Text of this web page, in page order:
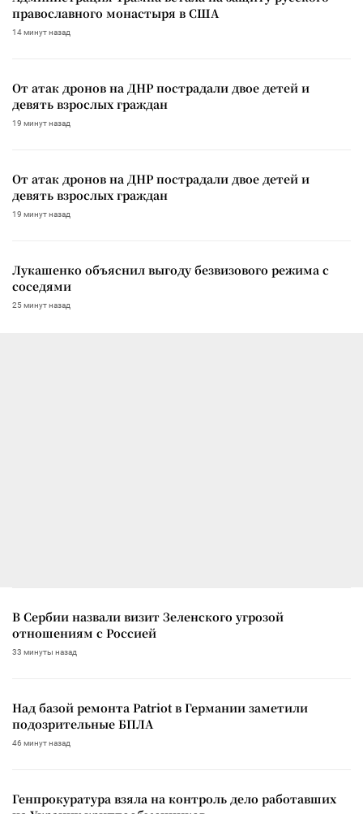
православного монастыря в США
14 минут назад
От атак дронов на ДНР пострадали двое детей и
девять взрослых граждан
19 минут назад
От атак дронов на ДНР пострадали двое детей и
девять взрослых граждан
19 минут назад
Лукашенко объяснил выгоду безвизового режима с
соседями
25 минут назад
В Сербии назвали визит Зеленского угрозой
отношениям с Россией
33 минуты назад
Над базой ремонта Patriot в Германии заметили
подозрительные БПЛА
46 минут назад
Генпрокуратура взяла на контроль дело работавших